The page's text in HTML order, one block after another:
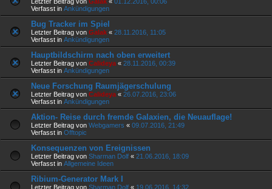
Verfasst in Ankündigungen
Bug Tracker im Spiel
Letzter Beitrag von Galak « 28.11.2016, 11:05
Verfasst in Ankündigungen
Hauptbildschirm nach oben erweitert
Letzter Beitrag von Calideya « 28.11.2016, 00:39
Verfasst in Ankündigungen
Neue Forschung Raumjägerschulung
Letzter Beitrag von Calideya « 26.07.2016, 23:06
Verfasst in Ankündigungen
Aktion- Reise durch fremde Galaxien, die Neuauflage!
Letzter Beitrag von Webgamers « 09.07.2016, 21:49
Verfasst in Offtopic
Konsequenzen von Ereignissen
Letzter Beitrag von Sharman Dolf « 21.06.2016, 18:09
Verfasst in Allgemeine Ideen
Ribium-Generator Mark I
Letzter Beitrag von Sharman Dolf « 19.06.2016, 14:32